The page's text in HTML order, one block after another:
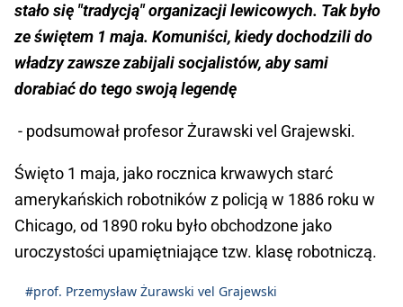
stało się "tradycją" organizacji lewicowych. Tak było
ze świętem 1 maja. Komuniści, kiedy dochodzili do
władzy zawsze zabijali socjalistów, aby sami
dorabiać do tego swoją legendę
- podsumował profesor Żurawski vel Grajewski.
Święto 1 maja, jako rocznica krwawych starć
amerykańskich robotników z policją w 1886 roku w
Chicago, od 1890 roku było obchodzone jako
uroczystości upamiętniające tzw. klasę robotniczą.
#prof. Przemysław Żurawski vel Grajewski